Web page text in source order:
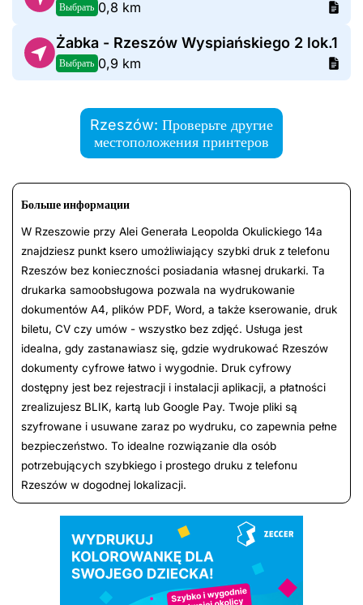
Выбрать 0,8 km
Żabka - Rzeszów Wyspiańskiego 2 lok.1
Выбрать 0,9 km
Rzeszów: Проверьте другие
местоположения принтеров
Больше информации
W Rzeszowie przy Alei Generała Leopolda Okulickiego 14a
znajdziesz punkt ksero umożliwiający szybki druk z telefonu
Rzeszów bez konieczności posiadania własnej drukarki. Ta
drukarka samoobsługowa pozwala na wydrukowanie
dokumentów A4, plików PDF, Word, a także kserowanie, druk
biletu, CV czy umów - wszystko bez zdjęć. Usługa jest
idealna, gdy zastanawiasz się, gdzie wydrukować Rzeszów
dokumenty cyfrowe łatwo i wygodnie. Druk cyfrowy
dostępny jest bez rejestracji i instalacji aplikacji, a płatności
zrealizujesz BLIK, kartą lub Google Pay. Twoje pliki są
szyfrowane i usuwane zaraz po wydruku, co zapewnia pełne
bezpieczeństwo. To idealne rozwiązanie dla osób
potrzebujących szybkiego i prostego druku z telefonu
Rzeszów w dogodnej lokalizacji.